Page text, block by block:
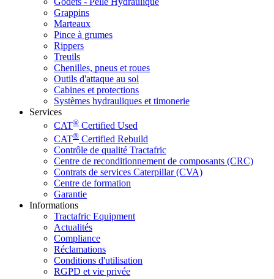
Grappins
Marteaux
Pince à grumes
Rippers
Treuils
Chenilles, pneus et roues
Outils d'attaque au sol
Cabines et protections
Systèmes hydrauliques et timonerie
Services
CAT® Certified Used
CAT® Certified Rebuild
Contrôle de qualité Tractafric
Centre de reconditionnement de composants (CRC)
Contrats de services Caterpillar (CVA)
Centre de formation
Garantie
Informations
Tractafric Equipment
Actualités
Compliance
Réclamations
Conditions d'utilisation
RGPD et vie privée